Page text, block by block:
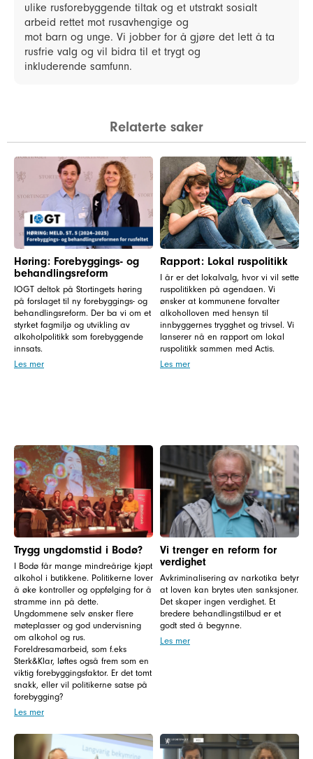
ulike rusforebyggende tiltak og et utstrakt sosialt
arbeid rettet mot rusavhengige og
mot barn og unge. Vi jobber for å gjøre det lett å ta
rusfrie valg og vil bidra til et trygt og
inkluderende samfunn.
Relaterte saker
Høring: Forebyggings- og
behandlingsreform
IOGT deltok på Stortingets høring
på forslaget til ny forebyggings- og
behandlingsreform. Der ba vi om et
styrket fagmiljø og utvikling av
alkoholpolitikk som forebyggende
innsats.
Les mer
Rapport: Lokal ruspolitikk
I år er det lokalvalg, hvor vi vil sette
ruspolitikken på agendaen. Vi
ønsker at kommunene forvalter
alkoholloven med hensyn til
innbyggernes trygghet og trivsel. Vi
lanserer nå en rapport om lokal
ruspolitikk sammen med Actis.
Les mer
Trygg ungdomstid i Bodø?
I Bodø får mange mindreårige kjøpt
alkohol i butikkene. Politikerne lover
å øke kontroller og oppfølging for å
stramme inn på dette.
Ungdommene selv ønsker flere
møteplasser og god undervisning
om alkohol og rus.
Foreldresamarbeid, som f.eks
Sterk&Klar, løftes også frem som en
viktig forebyggingsfaktor. Er det tomt
snakk, eller vil politikerne satse på
forebygging?
Les mer
Vi trenger en reform for
verdighet
Avkriminalisering av narkotika betyr
at loven kan brytes uten sanksjoner.
Det skaper ingen verdighet. Et
bredere behandlingstilbud er et
godt sted å begynne.
Les mer